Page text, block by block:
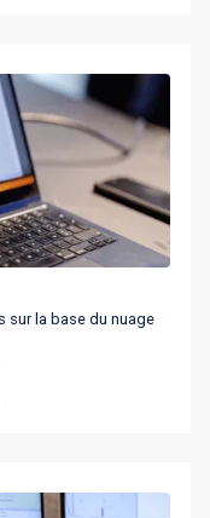
sur la base du nuage